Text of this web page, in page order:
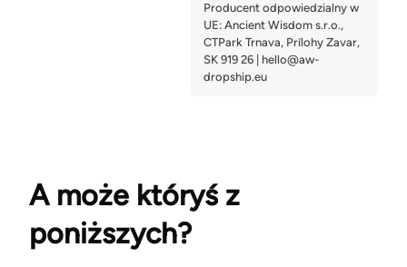
A może któryś z
poniższych?